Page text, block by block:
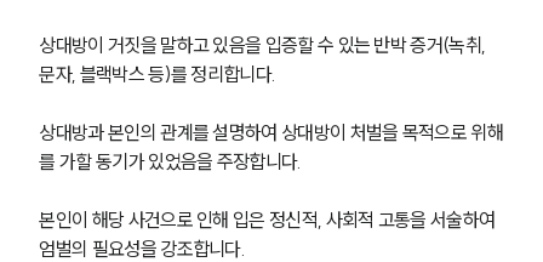
상대방이 거짓을 말하고 있음을 입증할 수 있는 반박 증거(녹취,
문자, 블랙박스 등)를 정리합니다.
상대방과 본인의 관계를 설명하여 상대방이 처벌을 목적으로 위해
를 가할 동기가 있었음을 주장합니다.
본인이 해당 사건으로 인해 입은 정신적, 사회적 고통을 서술하여
엄벌의 필요성을 강조합니다.